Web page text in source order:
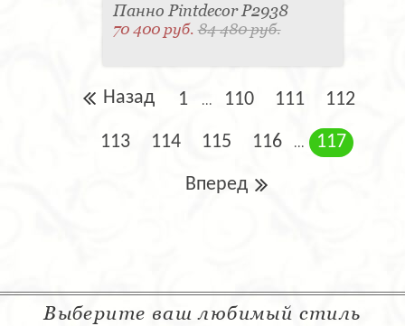
Панно Pintdecor P2938
70 400 руб.84 480 руб.
Назад 1 ... 110 111 112
113 114 115 116 ... 117
Вперед
Выберите ваш любимый стиль